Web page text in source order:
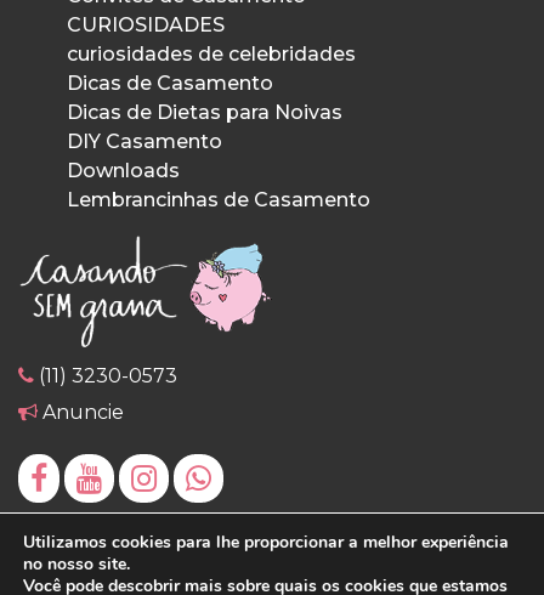
CURIOSIDADES
curiosidades de celebridades
Dicas de Casamento
Dicas de Dietas para Noivas
DIY Casamento
Downloads
Lembrancinhas de Casamento
(11) 3230-0573
Anuncie
Utilizamos cookies para lhe proporcionar a melhor experiência
no nosso site.
Você pode descobrir mais sobre quais os cookies que estamos